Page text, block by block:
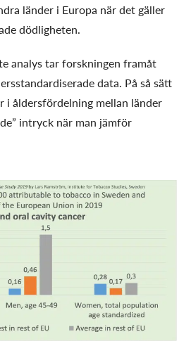
länder i Europa när det gäller
dödligheten.
analys tar forskningen framåt
data. På så sätt
i åldersfördelning mellan länder
intryck när man jämför